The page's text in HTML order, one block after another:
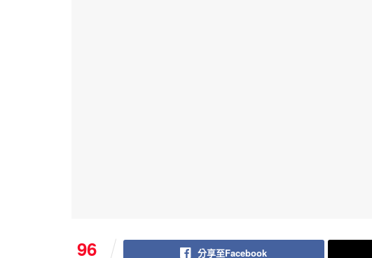
96 分享至Facebook